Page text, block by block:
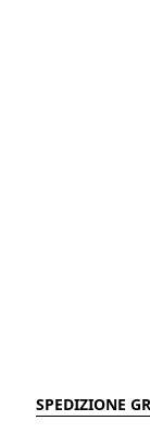
SPEDIZIONE